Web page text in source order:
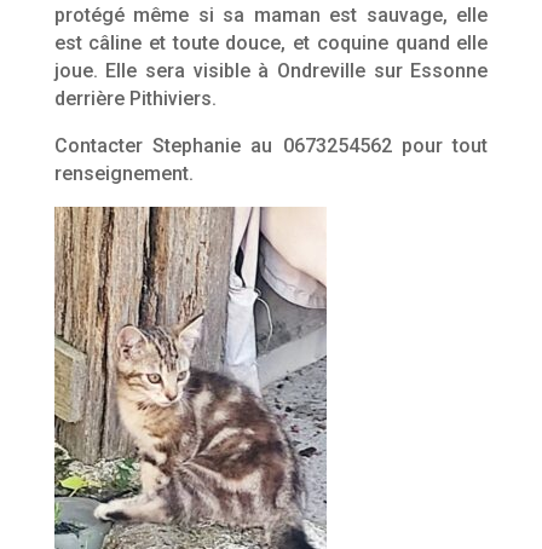
protégé même si sa maman est sauvage, elle
est câline et toute douce, et coquine quand elle
joue. Elle sera visible à Ondreville sur Essonne
derrière Pithiviers.
Contacter Stephanie au 0673254562 pour tout
renseignement.